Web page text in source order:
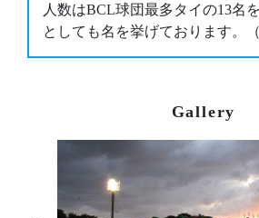
人数はBCL球団最多タイの13名
としても名を挙げております。（
Gallery